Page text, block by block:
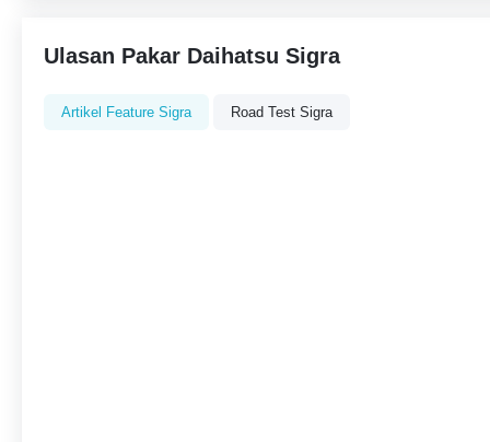
Ulasan Pakar Daihatsu Sigra
Artikel Feature Sigra Road Test Sigra